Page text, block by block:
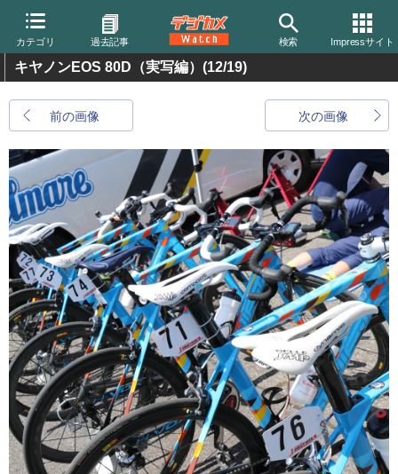
カテゴリ 過去記事 検索 Impressサイト
キヤノンEOS 80D（実写編） (12/19)
前の画像 次の画像